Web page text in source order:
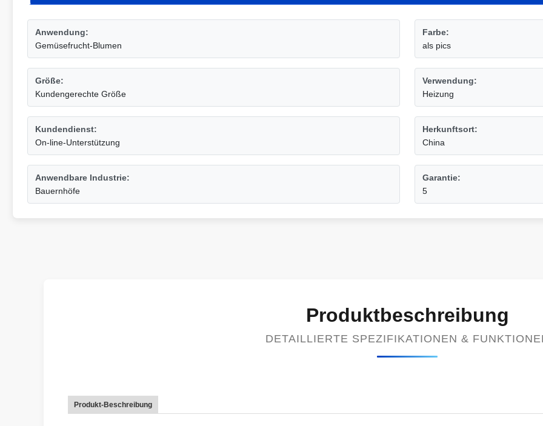
Anwendung:
Gemüsefrucht-Blumen
Farbe:
als pics
Größe:
Kundengerechte Größe
Verwendung:
Heizung
Kundendienst:
On-line-Unterstützung
Herkunftsort:
China
Anwendbare Industrie:
Bauernhöfe
Garantie:
5
Produktbeschreibung
DETAILLIERTE SPEZIFIKATIONEN &
Produkt-Beschreibung